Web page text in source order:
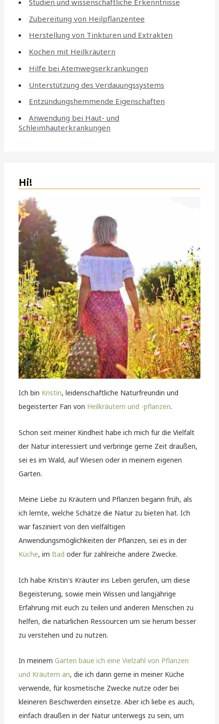
Zubereitung von Heilpflanzentee
Herstellung von Tinkturen und Extrakten
Kochen mit Heilkräutern
Hilfe bei Atemwegserkrankungen
Unterstützung des Verdauungssystems
Entzündungshemmende Eigenschaften
Anwendung bei Haut- und
Schleimhauterkrankungen
Hi!
Ich bin Kristin, leidenschaftliche Naturfreundin und
begeisterter Fan von Heilkräutern und -pflanzen.
Schon seit meiner Kindheit habe ich mich für die Vielfalt
der Natur interessiert und verbringe gerne Zeit draußen,
sei es im Wald, auf Wiesen oder in meinem eigenen
Garten.
Meine Liebe zu Kräutern und Pflanzen begann früh, als
ich lernte, welche Schätze die Natur zu bieten hat. Ich
war fasziniert von den vielfältigen
Anwendungsmöglichkeiten der Pflanzen, sei es in der
Küche, im Bad oder für zahlreiche andere Zwecke.
Ich habe Kristin's Kräuter ins Leben gerufen, um diese
Begeisterung, sowie mein Wissen und langjährige
Erfahrung mit euch zu teilen und anderen Menschen zu
helfen, die natürlichen Ressourcen um sie herum besser
zu verstehen und zu nutzen.
In meinemGarten baue ich eine Vielzahl von Pflanzen
und Kräutern an, die ich dann gerne in meiner Küche
verwende, für kosmetische Zwecke nutze oder bei
kleineren Beschwerden einsetze. Aber ich liebe es auch,
einfach draußen in der Natur unterwegs zu sein, um